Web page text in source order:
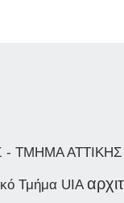
- ΤΜΗΜΑ ΑΤΤΙΚΗΣ
Τμήμα UIA